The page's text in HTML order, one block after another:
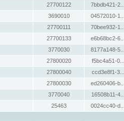
27700122 7bbdb421-2...
3690010 04572010-1...
27700111 70bee932-1...
27700133 e6b68bc2-6...
3770030 8177a148-5...
27800020 f5bc4a51-0...
27800040 ccd3e8f1-3...
27800030 ed260406-b...
3770040 16508b11-4...
25463 0024cc40-d...